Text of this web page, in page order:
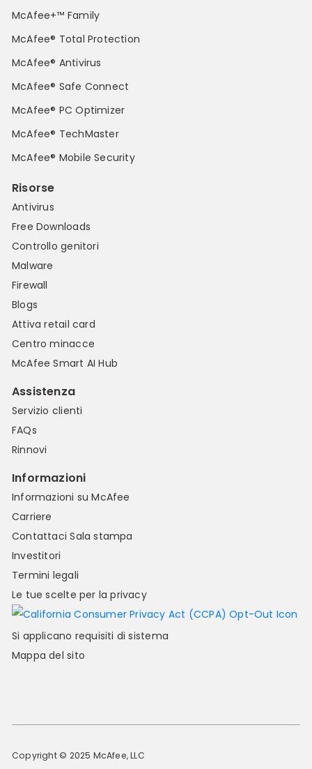
McAfee+™ Family
McAfee® Total Protection
McAfee® Antivirus
McAfee® Safe Connect
McAfee® PC Optimizer
McAfee® TechMaster
McAfee® Mobile Security
Risorse
Antivirus
Free Downloads
Controllo genitori
Malware
Firewall
Blogs
Attiva retail card
Centro minacce
McAfee Smart AI Hub
Assistenza
Servizio clienti
FAQs
Rinnovi
Informazioni
Informazioni su McAfee
Carriere
ContattaciSala stampa
Investitori
Termini legali
Le tue scelte per la privacy
Si applicano requisiti di sistema
Mappa del sito
Copyright © 2025 McAfee, LLC